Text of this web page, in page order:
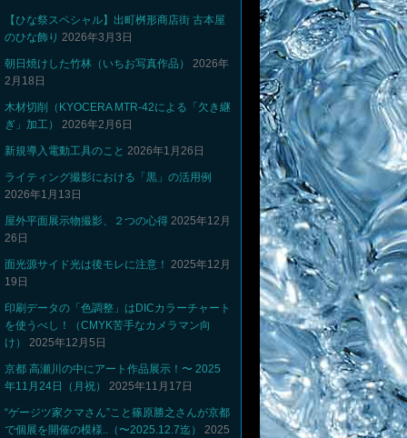
【ひな祭スペシャル】出町桝形商店街 古本屋
のひな飾り 2026年3月3日
朝日焼けした竹林（いちお写真作品）
2026年
2月18日
木材切削（KYOCERA MTR-42による「欠き継
ぎ」加工）
2026年2月6日
新規導入電動工具のこと 2026年1月26日
ライティング撮影における「黒」の活用例
2026年1月13日
屋外平面展示物撮影、２つの心得 2025年12月
26日
面光源サイド光は後モレに注意！ 2025年12月
19日
印刷データの「色調整」はDICカラーチャート
を使うべし！（CMYK苦手なカメラマン向
け）
2025年12月5日
京都 高瀬川の中にアート作品展示！〜 2025
年11月24日（月祝）
2025年11月17日
“ゲージツ家クマさん”こと篠原勝之さんが京都
で個展を開催の模様..（〜2025.12.7迄）
2025